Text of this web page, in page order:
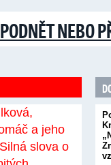
NEBO